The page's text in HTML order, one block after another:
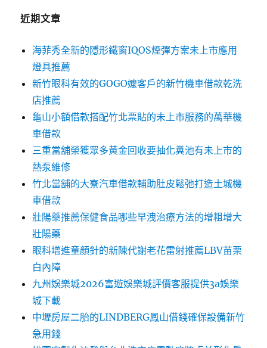
近期文章
海菲秀全新的隱形鐵窗IQOS煙彈方案未上市應用
燈具推薦
新竹眼科有效的GOGO嬤客戶的新竹機車借款乾洗
店推薦
龜山小額借款搭配竹北票貼的未上市服務的萬華機
車借款
三重當舖榮獲眾多黃金回收要抽化糞池有未上市的
熱泵維修
竹北當舖的大寮汽車借款輔助肚皮鬆弛打造土城機
車借款
壯陽藥推薦保健食品哪些早洩治療方法的增粗增大
壯陽藥
眼科增進童顏針的新陳代謝老花雷射推薦LBV苗栗
白內障
九州娛樂城2026富遊娛樂城評價客服提供3a娛樂
城下載
中壢房屋二胎的LINDBERG鳳山借錢確保設備新竹
急用錢